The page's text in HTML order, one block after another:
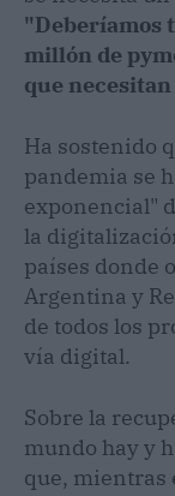
"Deberíamos
millón de
que
Ha sostenido
pandemia se
exponencial"
la
países donde
Argentina y
de todos los
vía digital.
Sobre la
mundo hay y
que, mientras